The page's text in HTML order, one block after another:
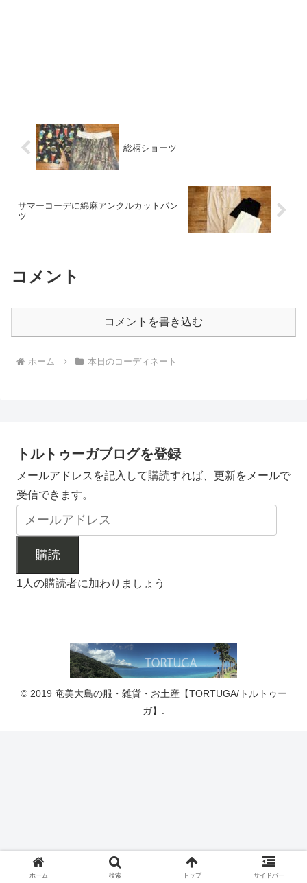
総柄ショーツ
サマーコーデに綿麻アンクルカットパン
ツ
コメント
コメントを書き込む
ホーム 本日のコーディネート
トルトゥーガブログを登録
メールアドレスを記入して購読すれば、更新をメールで
受信できます。
購読
1人の購読者に加わりましょう
© 2019 奄美大島の服・雑貨・お土産【TORTUGA/トルトゥー
ガ】.
ホーム 検索 トップ サイドバー